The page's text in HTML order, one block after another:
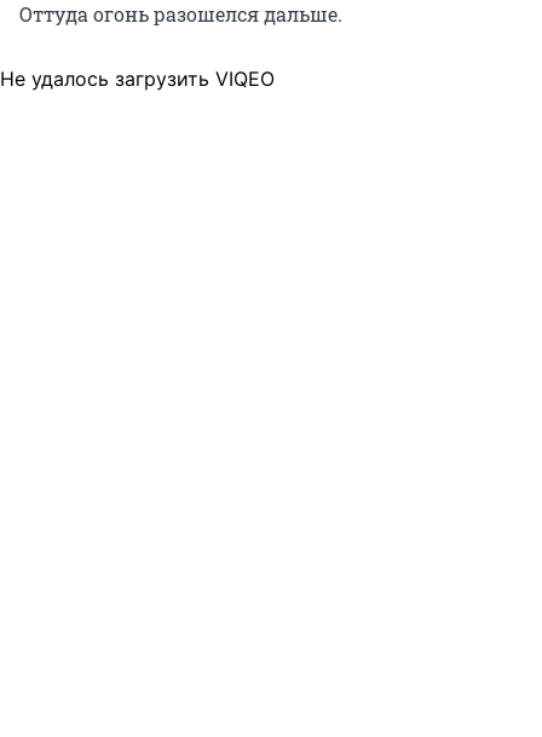
Оттуда огонь разошелся дальше.
Не удалось загрузить VIQEO